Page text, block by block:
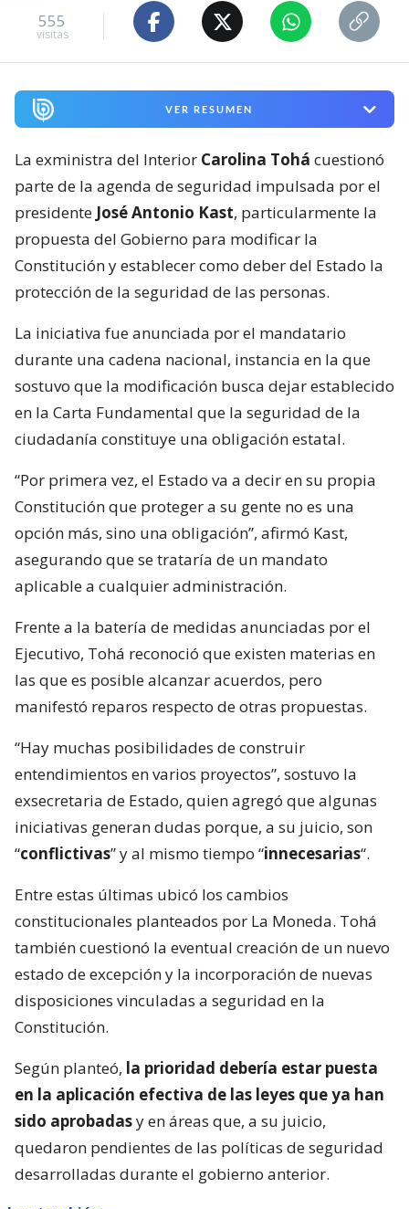
555
visitas
VER RESUMEN
La exministra del Interior Carolina Tohá cuestionó
parte de la agenda de seguridad impulsada por el
presidente José Antonio Kast, particularmente la
propuesta del Gobierno para modificar la
Constitución y establecer como deber del Estado la
protección de la seguridad de las personas.
La iniciativa fue anunciada por el mandatario
durante una cadena nacional, instancia en la que
sostuvo que la modificación busca dejar establecido
en la Carta Fundamental que la seguridad de la
ciudadanía constituye una obligación estatal.
“Por primera vez, el Estado va a decir en su propia
Constitución que proteger a su gente no es una
opción más, sino una obligación”, afirmó Kast,
asegurando que se trataría de un mandato
aplicable a cualquier administración.
Frente a la batería de medidas anunciadas por el
Ejecutivo, Tohá reconoció que existen materias en
las que es posible alcanzar acuerdos, pero
manifestó reparos respecto de otras propuestas.
“Hay muchas posibilidades de construir
entendimientos en varios proyectos”, sostuvo la
exsecretaria de Estado, quien agregó que algunas
iniciativas generan dudas porque, a su juicio, son
“conflictivas” y al mismo tiempo “innecesarias“.
Entre estas últimas ubicó los cambios
constitucionales planteados por La Moneda. Tohá
también cuestionó la eventual creación de un nuevo
estado de excepción y la incorporación de nuevas
disposiciones vinculadas a seguridad en la
Constitución.
Según planteó, la prioridad debería estar puesta
en la aplicación efectiva de las leyes que ya han
sido aprobadasy en áreas que, a su juicio,
quedaron pendientes de las políticas de seguridad
desarrolladas durante el gobierno anterior.